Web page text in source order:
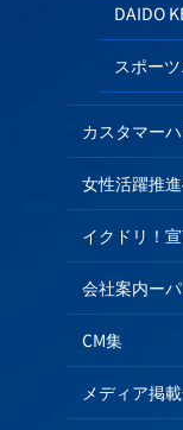
DAIDO
スポー
カスタマー
女性活躍推
イクドリ！
会社案内ー
CM集
メディア掲